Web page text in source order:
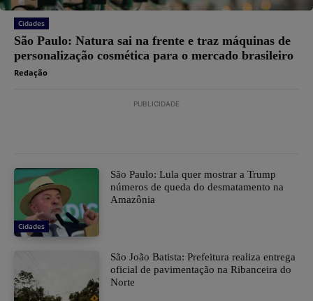
Cidades
São Paulo: Natura sai na frente e traz máquinas de
personalização cosmética para o mercado brasileiro
Redação
PUBLICIDADE
Cidades
São Paulo: Lula quer mostrar a Trump
números de queda do desmatamento na
Amazônia
São João Batista: Prefeitura realiza entrega
oficial de pavimentação na Ribanceira do
Norte